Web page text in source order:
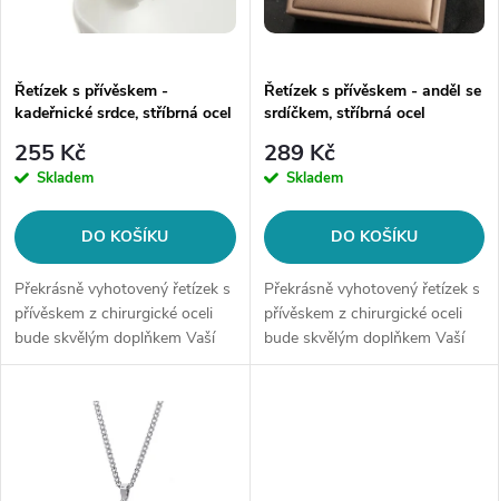
r
o
d
u
k
p
r
o
d
u
k
Řetízek s přívěskem -
kadeřnické srdce, stříbrná ocel
255 Kč
Skladem
DO KOŠÍKU
Překrásně vyhotovený řetízek s
přívěskem z chirurgické oceli
bude skvělým doplňkem Vaší
kolekce šperků. Materiál:
řetízku: 45 cm Šíře řetízku: 0,9
Řetízek s přívěskem - anděl se
srdíčkem, stříbrná ocel
289 Kč
Skladem
DO KOŠÍKU
Překrásně vyhotovený řetízek s
přívěskem z chirurgické oceli
bude skvělým doplňkem Vaší
kolekce šperků. Materiál: